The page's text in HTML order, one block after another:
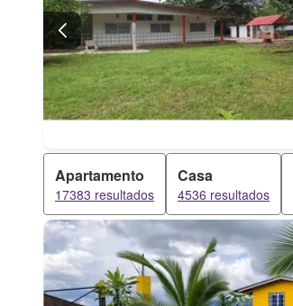
Apartamento
17383 resultados
Casa
4536 resultados